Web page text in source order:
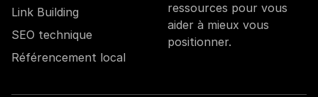
Link Building
SEO technique
Référencement local
ressources pour vous
aider à mieux vous
positionner.